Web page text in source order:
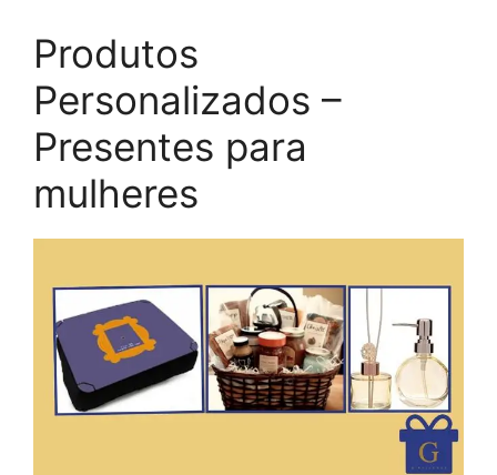
Produtos
Personalizados –
Presentes para
mulheres